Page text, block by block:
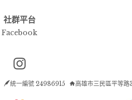
社群平台
Facebook
Instagram page
統一編號 24986915 高雄市三民區平等路